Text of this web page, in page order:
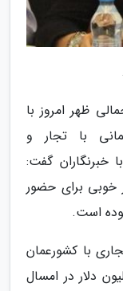
ظهر امروز با
با تجار و
خبرنگاران گفت:
خوبی برای حضور
است.
با کشورعمان
دلار در سال 93 به 700 میلیون دلار در امسال